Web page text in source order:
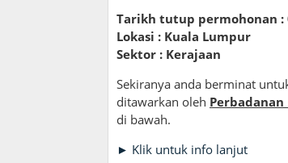
Tarikh tutup permohonan :
Lokasi : Kuala Lumpur
Sektor : Kerajaan
Sekiranya anda berminat
ditawarkan oleh
di bawah.
► Klik untuk info lanjut